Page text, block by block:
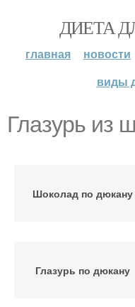
ДИЕТА
главная новости
виды
Глазурь из
Шоколад по дюкану
Глазурь по дюкану